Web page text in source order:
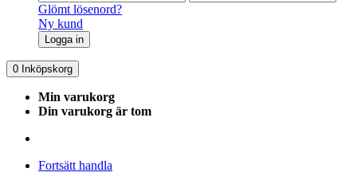
Glömt lösenord?
Ny kund
Logga in
0 Inköpskorg
Min varukorg
Din varukorg är tom
Fortsätt handla